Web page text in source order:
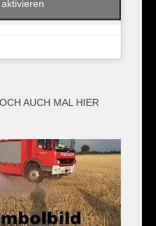
aktivieren
AUCH MAL HIER